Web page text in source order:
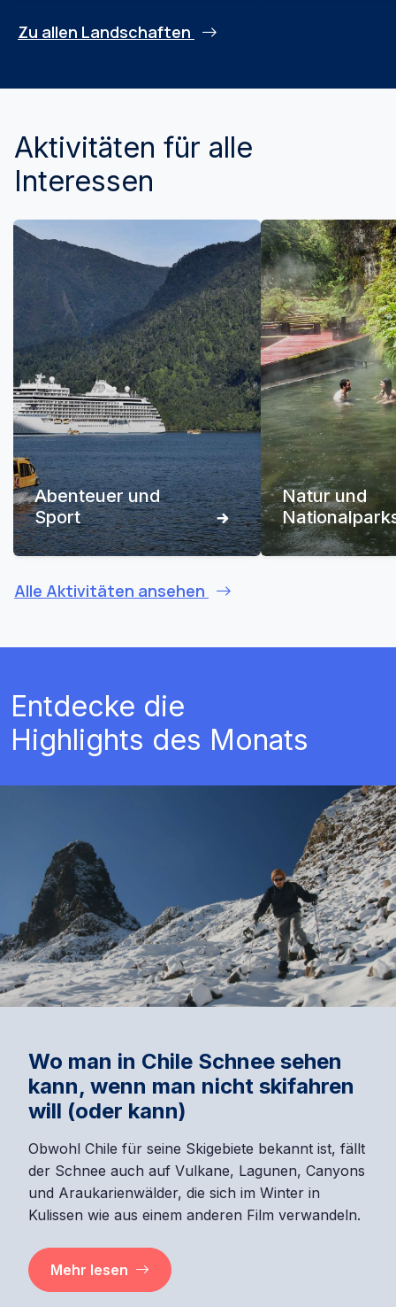
Zu allen Landschaften
Aktivitäten für alle
Interessen
Abenteuer und
Sport
Natur und
Alle Aktivitäten ansehen
Entdecke die
Highlights des Monats
Wo man in Chile Schnee sehen
kann, wenn man nicht skifahren
will (oder kann)
Obwohl Chile für seine Skigebiete bekannt ist, fällt
der Schnee auch auf Vulkane, Lagunen, Canyons
und Araukarienwälder, die sich im Winter in
Kulissen wie aus einem anderen Film verwandeln.
Mehr lesen